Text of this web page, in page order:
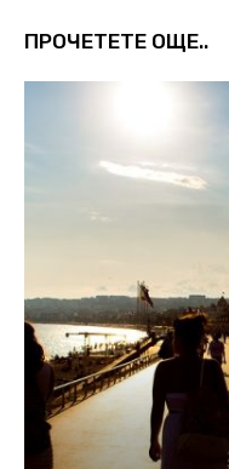
ПРОЧЕТЕТЕ ОЩЕ..